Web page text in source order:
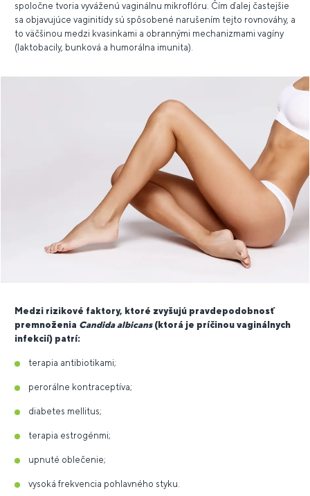
spoločne tvoria vyváženú vaginálnu mikroflóru. Čím ďalej častejšie
sa objavujúce vaginitídy sú spôsobené narušením tejto rovnováhy, a
to väčšinou medzi kvasinkami a obrannými mechanizmami vagíny
(laktobacily, bunková a humorálna imunita).
Medzi rizikové faktory, ktoré zvyšujú pravdepodobnosť
premnoženia Candida albicans(ktorá je príčinou vaginálnych
infekcií) patrí:
terapia antibiotikami;
perorálne kontraceptíva;
diabetes mellitus;
terapia estrogénmi;
upnuté oblečenie;
vysoká frekvencia pohlavného styku.